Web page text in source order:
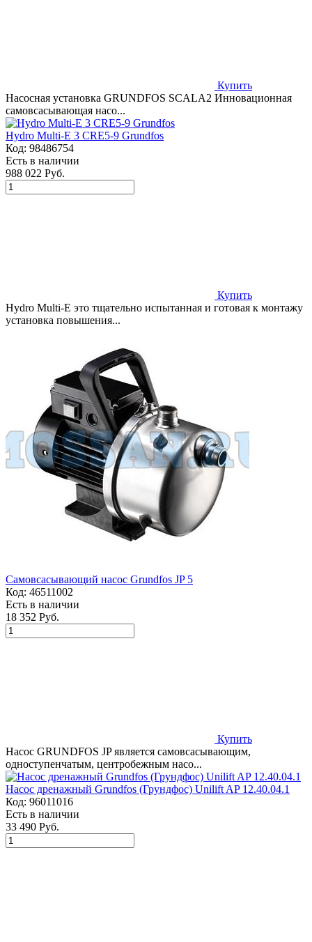
Купить
Насосная установка GRUNDFOS SCALA2 Инновационная
самовсасывающая насо...
Hydro Multi-E 3 CRE5-9 Grundfos
Код: 98486754
Есть в наличии
988 022 Руб.
Купить
Hydro Multi-E это тщательно испытанная и готовая к монтажу
установка повышения...
Самовсасывающий насос Grundfos JP 5
Код: 46511002
Есть в наличии
18 352 Руб.
Купить
Насос GRUNDFOS JP является самовсасывающим,
одноступенчатым, центробежным насо...
Насос дренажный Grundfos (Грундфос) Unilift AP 12.40.04.1
Код: 96011016
Есть в наличии
33 490 Руб.